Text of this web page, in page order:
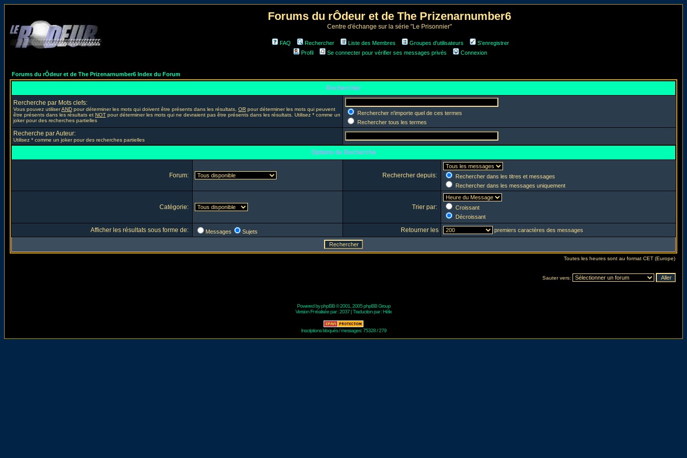
Forums du rÔdeur et de The Prizenarnumber6
Centre d'échange sur la série "Le Prisonnier"
FAQ Rechercher Liste des Membres Groupes d'utilisateurs
S'enregistrer
Profil
Se connecter pour vérifier ses messages privés Connexion
Forums du rÔdeur et de The Prizenarnumber6 Index du Forum
Rechercher
Rercherche par Mots clefs:
Vous pouvez utiliserAND pour déterminer les mots qui doivent être présents dans les résultats, OR pour déterminer les mots qui peuvent
être présents dans les résultats et NOT pour déterminer les mots qui ne devraient pas être présents dans les résultats. Utilisez * comme un
joker pour des recherches partielles
Rerchercher n'importe quel de ces termes
Rechercher tous les termes
Recherche par Auteur:
Utilisez * comme un joker pour des recherches partielles
Options de Recherche
Forum: Rechercher depuis:
Rechercher dans les titres et messages
Rechercher dans les messages uniquement
Catégorie: Trier par:
Croissant
Décroissant
Afficher les résultats sous forme de: Messages Sujets Retourner les premiers caractères des messages
Toutes les heures sont au format CET (Europe)
Sauter vers:
Powered byphpBB© 2001, 2005 phpBB Group
Version Fr réalisée par :2037 | Traduction par :Hélix
Inscriptions bloqués / messages: 75328 / 279